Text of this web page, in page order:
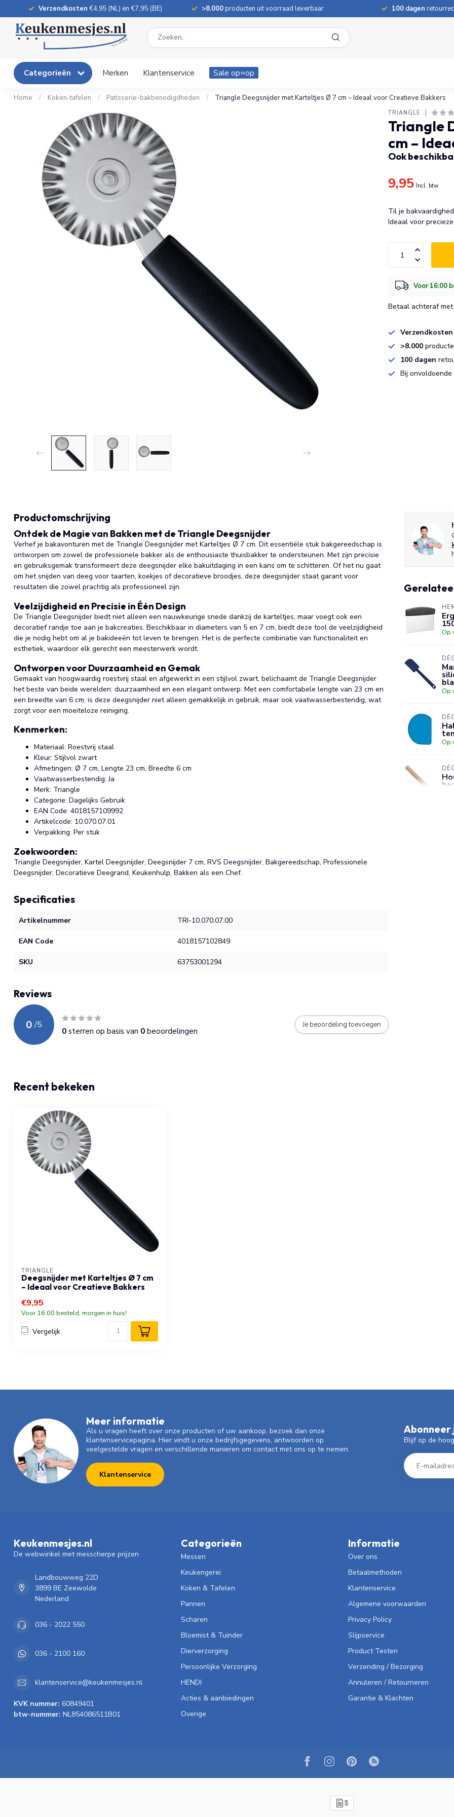
Verzendkosten €4,95 (NL) en €7,95 (BE) >8.000producten uit voorraad leverbaar 100 dagen
Categorieën Merken Klantenservice Sale op=op
Home / Koken-tafelen / Patisserie-bakbenodigdheden / Triangle Deegsnijder met Karteltjes Ø 7 cm – Ideaal voor Creatieve Bakkers
TRIANGLE
Triangle
cm –
Ook
9,95 Incl. btw
Til je
Ideaal voor
Voor 16:00
Betaal achteraf
Verzendkosten
>8.000
100 dagen
Bij
Productomschrijving
Ontdek de Magie van Bakken met de Triangle Deegsnijder
Verhef je bakavonturen met de Triangle Deegsnijder met Karteltjes Ø 7 cm. Dit essentiële stuk bakgereedschap is
ontworpen om zowel de professionele bakker als de enthousiaste thuisbakker te ondersteunen. Met zijn precisie
en gebruiksgemak transformeert deze deegsnijder elke bakuitdaging in een kans om te schitteren. Of het nu gaat
om het snijden van deeg voor taarten, koekjes of decoratieve broodjes, deze deegsnijder staat garant voor
resultaten die zowel prachtig als professioneel zijn.
Veelzijdigheid en Precisie in Één Design
De Triangle Deegsnijder biedt niet alleen een nauwkeurige snede dankzij de karteltjes, maar voegt ook een
decoratief randje toe aan je bakcreaties. Beschikbaar in diameters van 5 en 7 cm, biedt deze tool de veelzijdigheid
die je nodig hebt om al je bakideeën tot leven te brengen. Het is de perfecte combinatie van functionaliteit en
esthetiek, waardoor elk gerecht een meesterwerk wordt.
Ontworpen voor Duurzaamheid en Gemak
Gemaakt van hoogwaardig roestvrij staal en afgewerkt in een stijlvol zwart, belichaamt de Triangle Deegsnijder
het beste van beide werelden: duurzaamheid en een elegant ontwerp. Met een comfortabele lengte van 23 cm en
een breedte van 6 cm, is deze deegsnijder niet alleen gemakkelijk in gebruik, maar ook vaatwasserbestendig, wat
zorgt voor een moeiteloze reiniging.
Kenmerken:
Materiaal: Roestvrij staal
Kleur: Stijlvol zwart
Afmetingen: Ø 7 cm, Lengte 23 cm, Breedte 6 cm
Vaatwasserbestendig: Ja
Merk: Triangle
Categorie: Dagelijks Gebruik
EAN Code: 4018157109992
Artikelcode: 10.070.07.01
Verpakking: Per stuk
Zoekwoorden:
Triangle Deegsnijder, Kartel Deegsnijder, Deegsnijder 7 cm, RVS Deegsnijder, Bakgereedschap, Professionele
Deegsnijder, Decoratieve Deegrand, Keukenhulp, Bakken als een Chef.
Specificaties
Artikelnummer TRI-10.070.07.00
EAN Code 4018157102849
SKU 63753001294
Reviews
0 /5
0sterren op basis van 0beoordelingen
Je beoordeling toevoegen
Op
Op
Op
Recent bekeken
TRIANGLE
Deegsnijder met Karteltjes Ø 7 cm
– Ideaal voor Creatieve Bakkers
€9,95
Voor 16:00 besteld, morgen in huis!
Vergelijk
Meer informatie
Als u vragen heeft over onze producten of uw aankoop, bezoek dan onze
klantenservicepagina. Hier vindt u onze bedrijfsgegevens, antwoorden op
veelgestelde vragen en verschillende manieren om contact met ons op te nemen.
Klantenservice
Abonneer
Blijf op de
Keukenmesjes.nl
De webwinkel met messcherpe prijzen
Landbouwweg 22D
3899 BE Zeewolde
Nederland
036 - 2022 550
036 - 2100 160
klantenservice@keukenmesjes.nl
KVK nummer: 60849401
btw-nummer: NL854086511B01
Categorieën
Messen
Keukengerei
Koken & Tafelen
Pannen
Scharen
Bloemist & Tuinder
Dierverzorging
Persoonlijke Verzorging
HENDI
Acties & aanbiedingen
Overige
Informatie
Over ons
Betaalmethoden
Klantenservice
Algemene voorwaarden
Privacy Policy
Slijpservice
Product Testen
Verzending / Bezorging
Annuleren / Retourneren
Garantie & Klachten